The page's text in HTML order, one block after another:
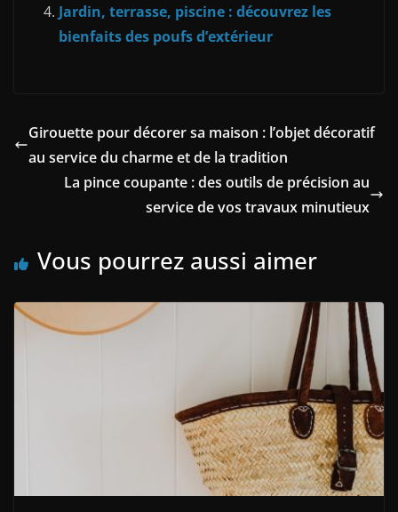
Jardin, terrasse, piscine : découvrez les
bienfaits des poufs d’extérieur
Girouette pour décorer sa maison : l’objet décoratif
au service du charme et de la tradition
La pince coupante : des outils de précision au
service de vos travaux minutieux
Vous pourrez aussi aimer